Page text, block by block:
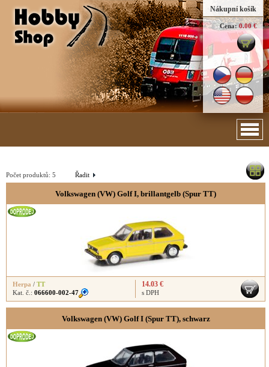
Nákupní košík
Cena: 0.00 €
Řadit
Počet produktů: 5
Volkswagen (VW) Golf I, brillantgelb (Spur TT)
Herpa / TT
Kat. č.: 066600-002-47
14.03 €
s DPH
Volkswagen (VW) Golf I (Spur TT), schwarz